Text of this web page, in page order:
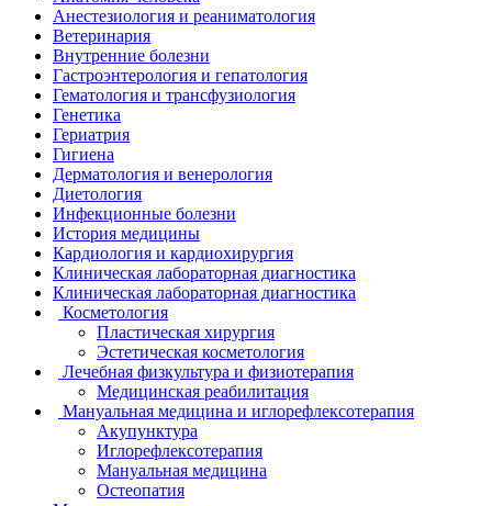
Анестезиология и реаниматология
Ветеринария
Внутренние болезни
Гастроэнтерология и гепатология
Гематология и трансфузиология
Генетика
Гериатрия
Гигиена
Дерматология и венерология
Диетология
Инфекционные болезни
История медицины
Кардиология и кардиохирургия
Клиническая лабораторная диагностика
Клиническая лабораторная диагностика
Косметология
Пластическая хирургия
Эстетическая косметология
Лечебная физкультура и физиотерапия
Медицинская реабилитация
Мануальная медицина и иглорефлексотерапия
Акупунктура
Иглорефлексотерапия
Мануальная медицина
Остеопатия